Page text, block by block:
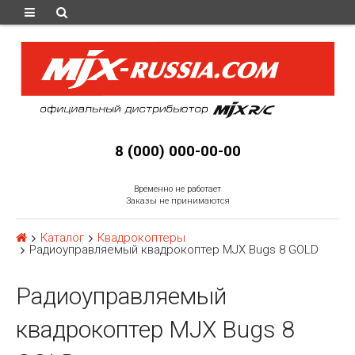
8 (000) 000-00-00
Временно не работает
Заказы не принимаются
Каталог
Квадрокоптеры
Радиоуправляемый квадрокоптер MJX Bugs 8 GOLD
Радиоуправляемый
квадрокоптер MJX Bugs 8